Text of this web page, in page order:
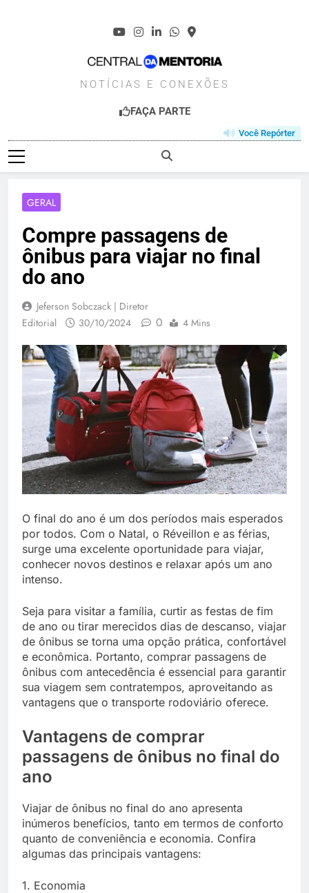
NOTÍCIAS E CONEXÕES
FAÇA PARTE
Você Repórter
GERAL
Compre passagens de
ônibus para viajar no final
do ano
Jeferson Sobczack | Diretor
Editorial
30/10/2024 0 4 Mins
O final do ano é um dos períodos mais esperados
por todos. Com o Natal, o Réveillon e as férias,
surge uma excelente oportunidade para viajar,
conhecer novos destinos e relaxar após um ano
intenso.
Seja para visitar a família, curtir as festas de fim
de ano ou tirar merecidos dias de descanso, viajar
de ônibus se torna uma opção prática, confortável
e econômica. Portanto, comprar passagens de
ônibus com antecedência é essencial para garantir
sua viagem sem contratempos, aproveitando as
vantagens que o transporte rodoviário oferece.
Vantagens de comprar
passagens de ônibus no final do
ano
Viajar de ônibus no final do ano apresenta
inúmeros benefícios, tanto em termos de conforto
quanto de conveniência e economia. Confira
algumas das principais vantagens:
1. Economia